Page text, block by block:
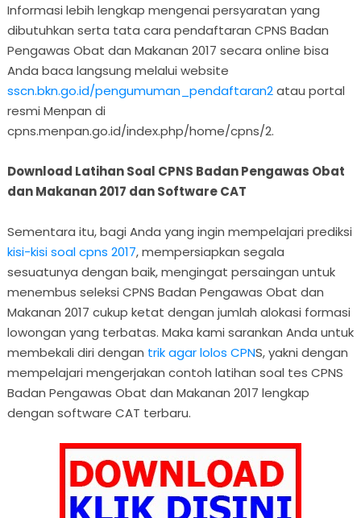
Informasi lebih lengkap mengenai persyaratan yang
dibutuhkan serta tata cara pendaftaran CPNS Badan
Pengawas Obat dan Makanan 2017 secara online bisa
Anda baca langsung melalui website
sscn.bkn.go.id/pengumuman_pendaftaran2atau portal
resmi Menpan di
cpns.menpan.go.id/index.php/home/cpns/2.
Download Latihan Soal CPNS Badan Pengawas Obat
dan Makanan 2017 dan Software CAT
Sementara itu, bagi Anda yang ingin mempelajari prediksi
kisi-kisi soal cpns 2017, mempersiapkan segala
sesuatunya dengan baik, mengingat persaingan untuk
menembus seleksi CPNS Badan Pengawas Obat dan
Makanan 2017 cukup ketat dengan jumlah alokasi formasi
lowongan yang terbatas. Maka kami sarankan Anda untuk
membekali diri dengan trik agar lolos CPNS, yakni dengan
mempelajari mengerjakan contoh latihan soal tes CPNS
Badan Pengawas Obat dan Makanan 2017 lengkap
dengan software CAT terbaru.